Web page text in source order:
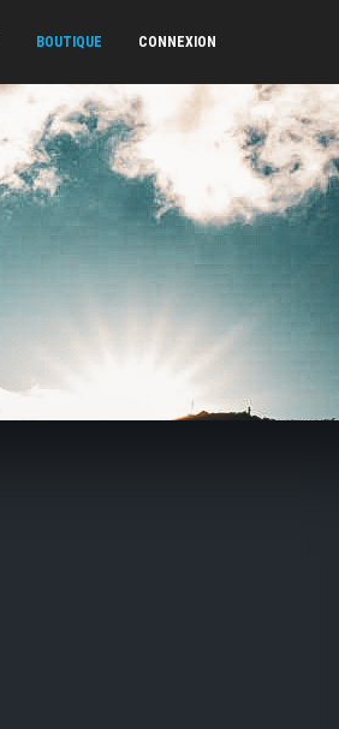
BOUTIQUE CONNEXION